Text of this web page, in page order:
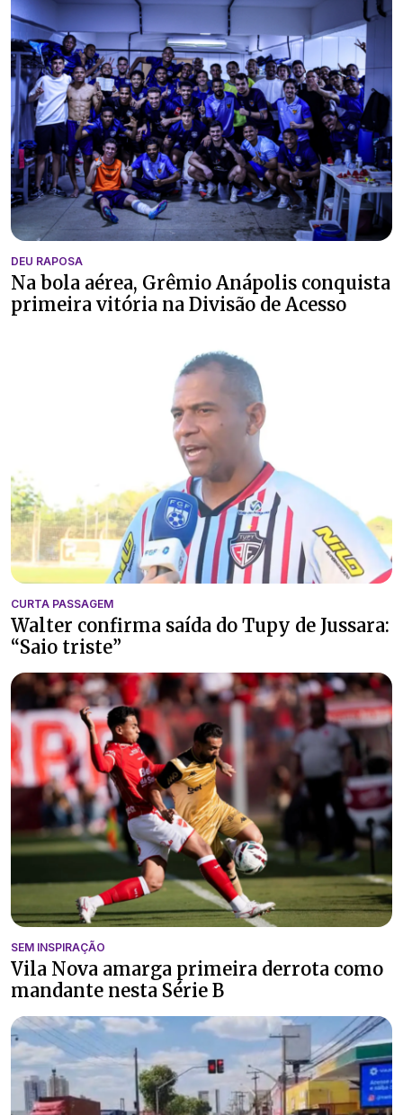
DEU RAPOSA
Na bola aérea, Grêmio Anápolis conquista
primeira vitória na Divisão de Acesso
CURTA PASSAGEM
Walter confirma saída do Tupy de Jussara:
“Saio triste”
SEM INSPIRAÇÃO
Vila Nova amarga primeira derrota como
mandante nesta Série B